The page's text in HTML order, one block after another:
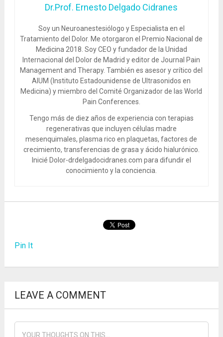
Dr.Prof. Ernesto Delgado Cidranes
Soy un Neuroanestesiólogo y Especialista en el
Tratamiento del Dolor. Me otorgaron el Premio Nacional de
Medicina 2018. Soy CEO y fundador de la Unidad
Internacional del Dolor de Madrid y editor de Journal Pain
Management and Therapy. También es asesor y crítico del
AIUM (Instituto Estadounidense de Ultrasonidos en
Medicina) y miembro del Comité Organizador de las World
Pain Conferences.
Tengo más de diez años de experiencia con terapias
regenerativas que incluyen células madre
mesenquimales, plasma rico en plaquetas, factores de
crecimiento, transferencias de grasa y ácido hialurónico.
Inicié Dolor-drdelgadocidranes.com para difundir el
conocimiento y la conciencia.
Pin It
LEAVE A COMMENT